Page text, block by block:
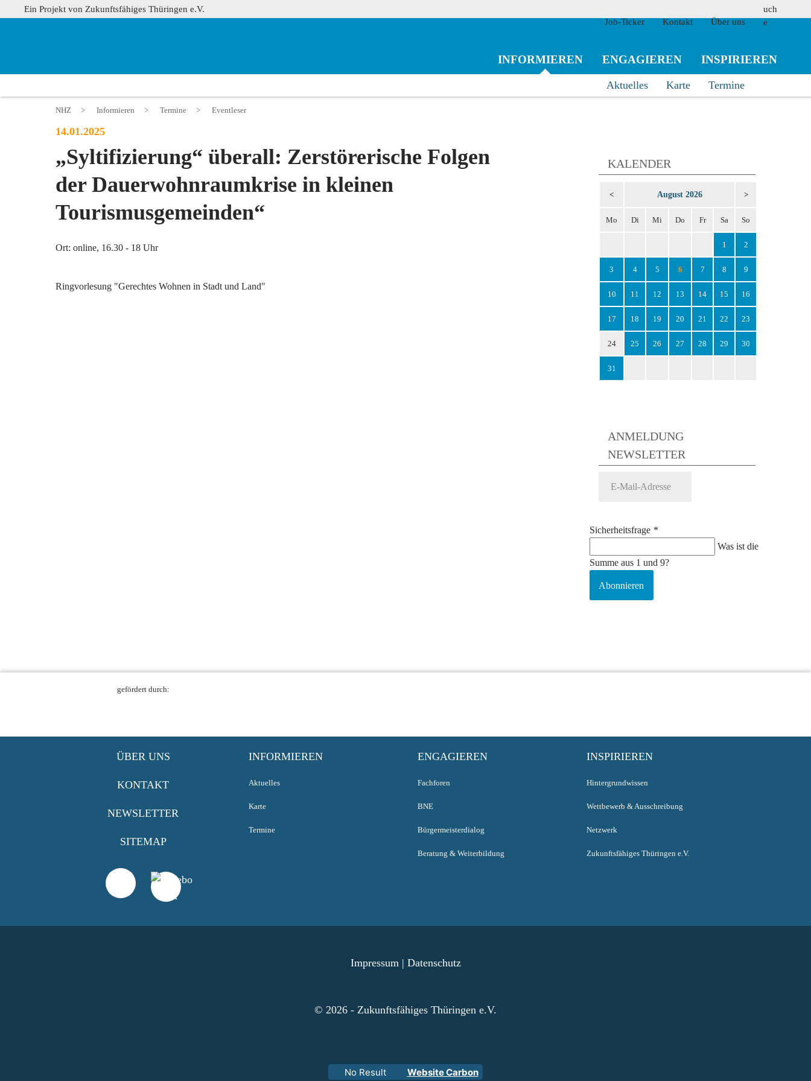
Ein Projekt von Zukunftsfähiges Thüringen e.V.
Job-Ticker
Kontakt Über uns
suchen
INFORMIEREN
Aktuelles Karte Termine
ENGAGIEREN INSPIRIEREN
NHZ > Informieren > Termine > Eventleser
14.01.2025
„Syltifizierung“ überall: Zerstörerische Folgen
der Dauerwohnraumkrise in kleinen
Tourismusgemeinden“
Ort: online, 16.30 - 18 Uhr
Ringvorlesung "Gerechtes Wohnen in Stadt und Land"
KALENDER
< August 2026 >
Mo Di Mi Do Fr Sa So
1 2
3 4 5 6 7 8 9
10 11 12 13 14 15 16
17 18 19 20 21 22 23
24 25 26 27 28 29 30
31
ANMELDUNG
NEWSLETTER
Sicherheitsfrage *
Was ist die
Summe aus 1 und 9?
Abonnieren
gefördert durch:
ÜBER UNS
KONTAKT
NEWSLETTER
SITEMAP
INFORMIEREN
Aktuelles
Karte
Termine
ENGAGIEREN
Fachforen
BNE
Bürgermeisterdialog
Beratung & Weiterbildung
INSPIRIEREN
Hintergrundwissen
Wettbewerb & Ausschreibung
Netzwerk
Zukunftsfähiges Thüringen e.V.
Impressum| Datenschutz
© 2026 - Zukunftsfähiges Thüringen e.V.
No Result Website Carbon